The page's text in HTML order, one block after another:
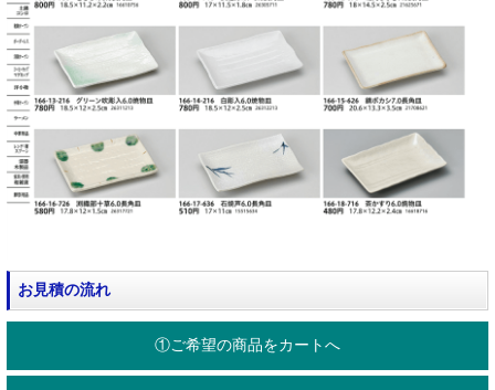
お見積の流れ
①ご希望の商品をカートへ